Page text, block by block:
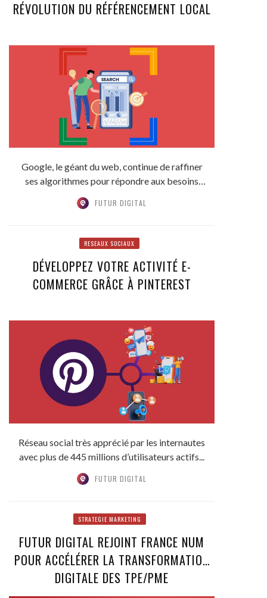
RÉVOLUTION DU RÉFÉRENCEMENT LOCAL
Google, le géant du web, continue de raffiner
ses algorithmes pour répondre aux besoins
FUTUR DIGITAL
RESEAUX SOCIAUX
DÉVELOPPEZ VOTRE ACTIVITÉ E-
COMMERCE GRÂCE À PINTEREST
Réseau social très apprécié par les internautes
avec plus de 445 millions d’utilisateurs actifs...
FUTUR DIGITAL
STRATEGIE MARKETING
FUTUR DIGITAL REJOINT FRANCE NUM
POUR ACCÉLÉRER LA TRANSFORMATION
DIGITALE DES TPE/PME